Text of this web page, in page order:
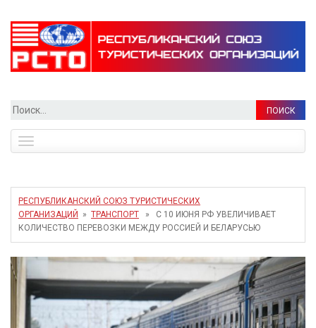
Найти:
navigation
РЕСПУБЛИКАНСКИЙ СОЮЗ ТУРИСТИЧЕСКИХ
ОРГАНИЗАЦИЙ
» ТРАНСПОРТ » С 10 ИЮНЯ РФ УВЕЛИЧИВАЕТ
КОЛИЧЕСТВО ПЕРЕВОЗКИ МЕЖДУ РОССИЕЙ И БЕЛАРУСЬЮ